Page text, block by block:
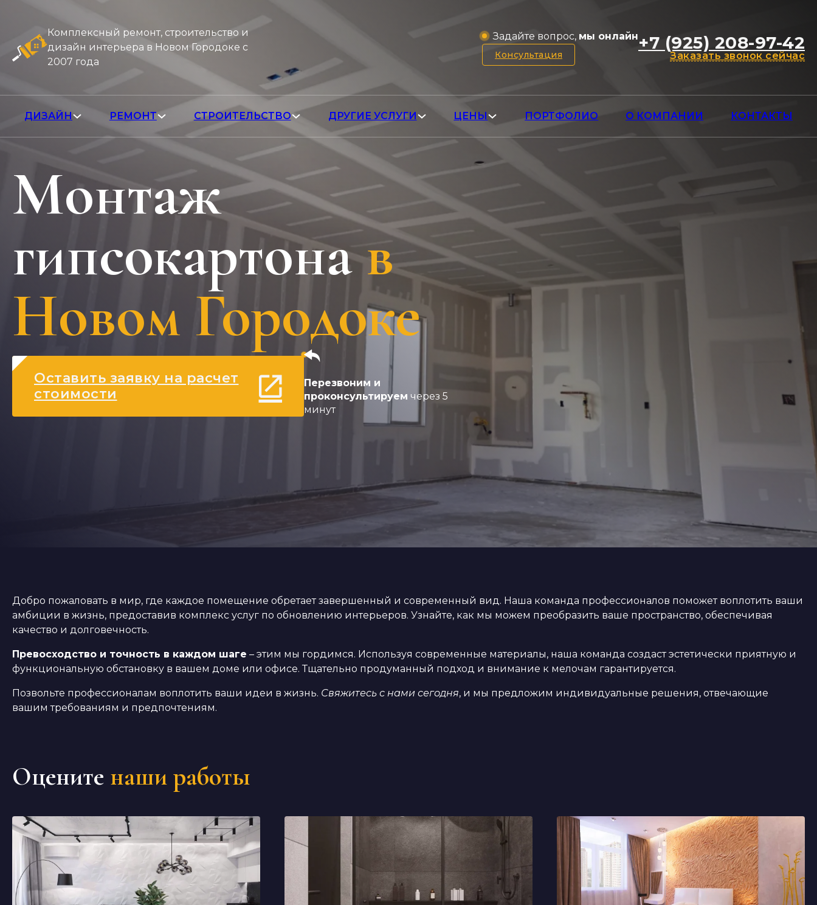
Комплексный ремонт, строительство и
дизайн интерьера в Новом Городоке с
2007 года
Задайте вопрос, мы онлайн
Консультация
+7 (925) 208-97-42
Заказать звонок сейчас
ДИЗАЙН РЕМОНТ СТРОИТЕЛЬСТВО ДРУГИЕ УСЛУГИ ЦЕНЫ ПОРТФОЛИО О КОМПАНИИ КОНТАКТЫ
Монтаж
гипсокартонав
Новом Городоке
Оставить заявку на расчет
стоимости
Перезвоним и
проконсультируем через 5
минут
Добро пожаловать в мир, где каждое помещение обретает завершенный и современный вид. Наша команда профессионалов поможет воплотить ваши
амбиции в жизнь, предоставив комплекс услуг по обновлению интерьеров. Узнайте, как мы можем преобразить ваше пространство, обеспечивая
качество и долговечность.
Превосходство и точность в каждом шаге – этим мы гордимся. Используя современные материалы, наша команда создаст эстетически приятную и
функциональную обстановку в вашем доме или офисе. Тщательно продуманный подход и внимание к мелочам гарантируется.
Позвольте профессионалам воплотить ваши идеи в жизнь. Свяжитесь с нами сегодня, и мы предложим индивидуальные решения, отвечающие
вашим требованиям и предпочтениям.
Оцените наши работы